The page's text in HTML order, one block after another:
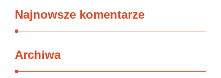
Najnowsze komentarze
Archiwa